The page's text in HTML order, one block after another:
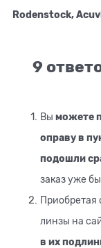
Rodenstock,
9
Вы можете
оправу в
подошли
заказ уже
Приобретая
линзы на
в их